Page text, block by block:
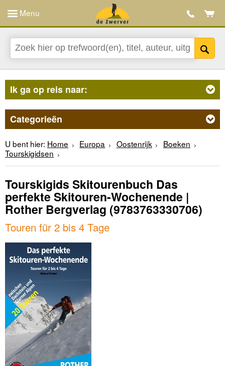
Menu
Ik ga op reis naar:
Categorieën
U bent hier: Home Europa Oostenrijk
Boeken
Tourskigidsen
Tourskigids Skitourenbuch Das
perfekte Skitouren-Wochenende |
Rother Bergverlag (9783763330706)
Touren für 2 bis 4 Tage